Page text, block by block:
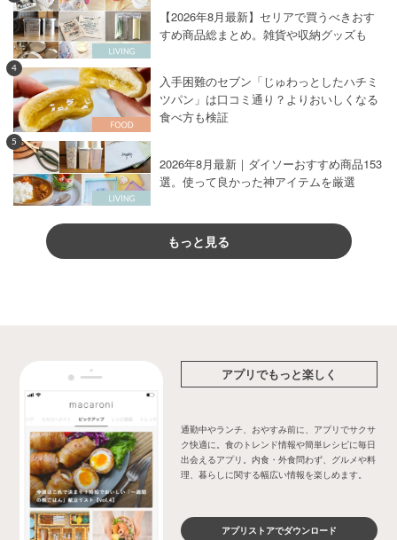
【2026年8月最新】セリアで買うべきおす
すめ商品総まとめ。雑貨や収納グッズも
4
入手困難のセブン「じゅわっとしたハチミ
ツパン」は口コミ通り？よりおいしくなる
食べ方も検証
5
2026年8月最新｜ダイソーおすすめ商品153
選。使って良かった神アイテムを厳選
もっと見る
アプリでもっと楽しく
通勤中やランチ、おやすみ前に、アプリでサクサ
ク快適に。食のトレンド情報や簡単レシピに毎日
出会えるアプリ。内食・外食問わず、グルメや料
理、暮らしに関する幅広い情報を楽しめます。
アプリストアでダウンロード